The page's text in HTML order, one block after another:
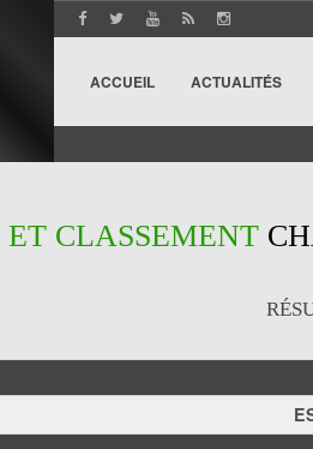
ACCUEIL ACTUALITÉS
ET CLASSEMENT